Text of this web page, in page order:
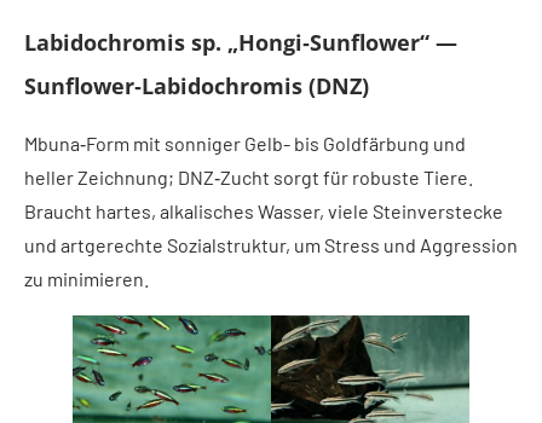
Labidochromis sp. „Hongi‑Sunflower“ —
Sunflower‑Labidochromis (DNZ)
Mbuna‑Form mit sonniger Gelb- bis Goldfärbung und
heller Zeichnung; DNZ‑Zucht sorgt für robuste Tiere.
Braucht hartes, alkalisches Wasser, viele Steinverstecke
und artgerechte Sozialstruktur, um Stress und Aggression
zu minimieren.